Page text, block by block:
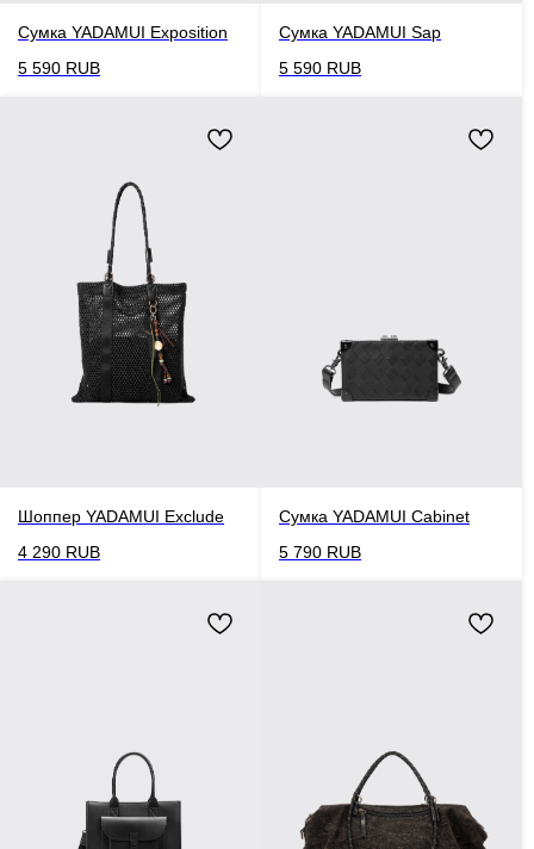
Сумка YADAMUI Exposition
5 590 RUB
Сумка YADAMUI Sap
5 590 RUB
Шоппер YADAMUI Exclude
4 290 RUB
Сумка YADAMUI Cabinet
5 790 RUB